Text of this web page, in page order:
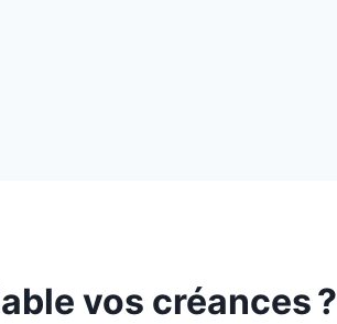
vos créances ?